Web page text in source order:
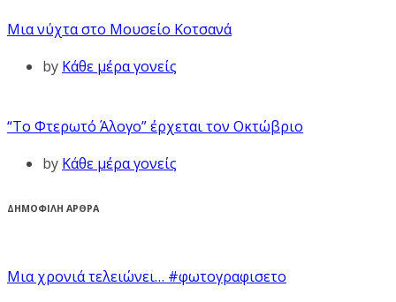
Μια νύχτα στο Μουσείο Κοτσανά
by Κάθε μέρα γονείς
“Το Φτερωτό Άλογο” έρχεται τον Οκτώβριο
by Κάθε μέρα γονείς
ΔΗΜΟΦΙΛΗ ΑΡΘΡΑ
Μια χρονιά τελειώνει… #φωτογραφισετο